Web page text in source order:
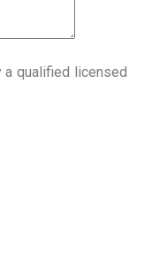
qualified licensed